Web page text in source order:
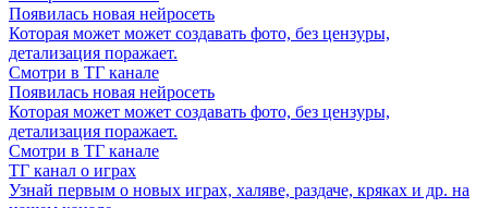
Появилась новая нейросеть
Которая может может создавать фото, без цензуры,
детализация поражает.
Смотри в ТГ канале
Появилась новая нейросеть
Которая может может создавать фото, без цензуры,
детализация поражает.
Смотри в ТГ канале
ТГ канал о играх
Узнай первым о новых играх, халяве, раздаче, кряках и др. на